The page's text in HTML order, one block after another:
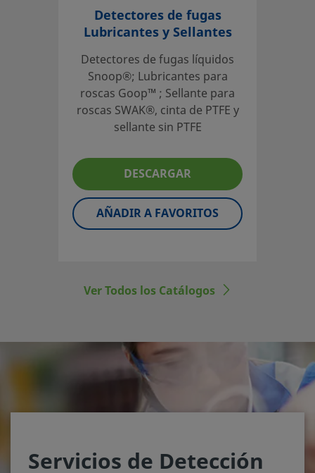
Detectores de fugas
Lubricantes y Sellantes
Detectores de fugas líquidos
Snoop®; Lubricantes para
roscas Goop™ ; Sellante para
roscas SWAK®, cinta de PTFE y
sellante sin PTFE
DESCARGAR
AÑADIR A FAVORITOS
Ver Todos los Catálogos
Servicios de Detección